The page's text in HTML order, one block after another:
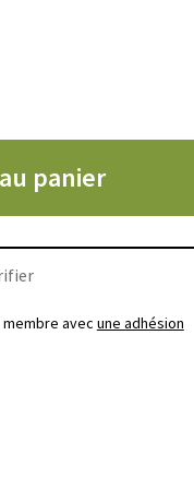
panier
avec une adhésion